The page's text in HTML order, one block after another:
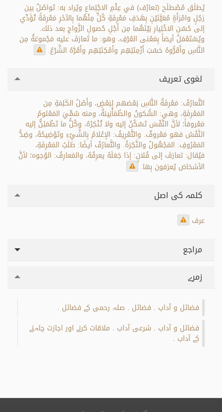
يُطلَق مُصْطلَح (تعارُف) في عِلْمِ الاجْتِماعِ ويُراد به: تَواصُلٌ بين
رَجُلٍ وامْرَأَةٍ مُعَيَّنَيْنِ بِهَدَفِ مَعْرِفَةِ كُلٍّ مِنْهُما بِالآخَرِ مَعْرِفَةً تُؤَدِّي
إلى حُسْنِ الاخْتِيارِ بَيْنَهُما مِن أَجْلِ حُصولِ الزَّواجِ بعد ذلك.
ويُسْتَعْمَلُ أيضاً بِمَعْنى العُرْفِ، وهو: ما تَعارَفَ عليه مَجْموعَةٌ مِن
النَّاسِ وأَقَرُّوهُ حَسْبَ أَزْمِنَتِهِم وأَمْكِنَتِهِم وأَقَرَّهُ الشَّرْعُ.
لغوی تعریف
التَّعارُفُ: مَعْرِفَةُ النَّاسِ بَعْضهم لِبَعْضٍ، وأَصْلُ الكَلِمَةِ مِن
المَعْرِفَةِ، وهي: السُّكونُ والطُمَأْنِينةُ، ومنه سُمِّيَ المَعْلومُ
مَعْروفاً؛ لأنَّ النَّفْسَ تَسْكُنُ إليه ولا تُنْكِرُهُ، وكُلُّ ما تَطْمَئِنُّ إليه
النَّفْسُ فهو مَعْروفٌ. والتَّعْرِيفُ: الإعْلامُ بِالشَّيْءِ وتَوْضِيحُهُ، وضِدُّ
المَعْرُوفِ: المَجْهُولُ والنَّكِرَةُ. والتَّعارُفُ أيضًا: طَلَبُ المَعْرِفَةِ،
فيُقال: تعارَفَ إلى فُلانٍ: إذا جَعَلَهُ يعرِفُهُ، والمَعارِفُ: الوُجوه؛ لأنَّ
الأشخاصَ يُعرَفون بِها.
کلمہ کی اصل
عرف
مراجع
زمرے
فضائل و آداب فضائل صلہ رحمی کے فضائل
فضائل و آداب شرعی آداب ملاقات کرنے اور اجازت چاہنے
کے آداب